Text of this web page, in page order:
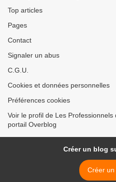
Top articles
Pages
Contact
Signaler un abus
C.G.U.
Cookies et données personnelles
Préférences cookies
Voir le profil de Les
portail Overblog
Créer un blog
Créer un